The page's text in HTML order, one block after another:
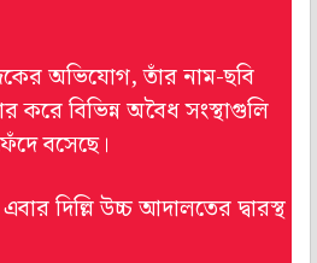
অভিযোগ, তাঁর নাম-ছবি
করে বিভিন্ন অবৈধ সংস্থাগুলি
বসেছে।
দিল্লি উচ্চ আদালতের দ্বারস্থ